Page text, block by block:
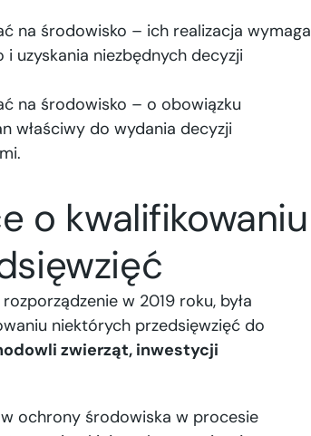
na środowisko – ich realizacja wymaga
uzyskania niezbędnych decyzji
na środowisko – o obowiązku
właściwy do wydania decyzji
o kwalifikowaniu
w 2019 roku, była
niektórych przedsięwzięć do
zwierząt, inwestycji
ochrony środowiska w procesie